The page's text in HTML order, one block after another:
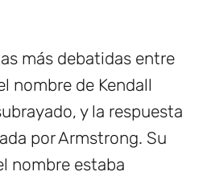
más debatidas entre
nombre de Kendall
y la respuesta
por Armstrong. Su
nombre estaba